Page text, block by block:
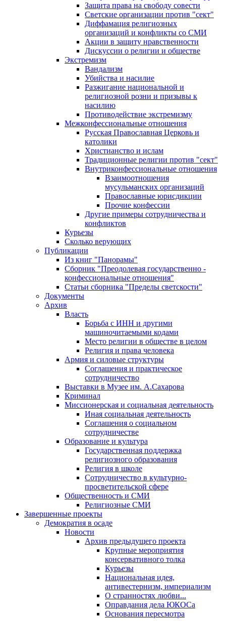
Защита права на свободу совести
Светские организации против "сект"
Диффамация религиозных
организаций и конфликты со СМИ
Акции в защиту нравственности
Дискуссии о религии и обществе
Экстремизм
Вандализм
Убийства и насилие
Разжигание национальной и
религиозной розни и призывы к
насилию
Противодействие экстремизму
Межконфессиональные отношения
Русская Православная Церковь и
католики
Христианство и ислам
Традиционные религии против "сект"
Внутриконфессиональные отношения
Взаимоотношения
мусульманских организаций
Православные юрисдикции
Прочие конфессии
Другие примеры сотрудничества и
конфликтов
Курьезы
Сколько верующих
Публикации
Из книг "Панорамы"
Сборник "Преодолевая государственно -
конфессиональные отношения"
Статьи сборника "Пределы светскости"
Документы
Архив
Власть
Борьба с ИНН и другими
машиночитаемыми кодами
Место религии в обществе в целом
Религия и права человека
Армия и силовые структуры
Соглашения и практическое
сотрудничество
Выставки в Музее им. А.Сахарова
Криминал
Миссионерская и социальная деятельность
Иная социальная деятельность
Соглашения о социальном
сотрудничестве
Образование и культура
Государственная поддержка
религиозного образования
Религия в школе
Сотрудничество в культурно-
просветительской сфере
Общественность и СМИ
Религиозные СМИ
Завершенные проекты
Демократия в осаде
Новости
Архив предыдущего проекта
Крупные мероприятия
консервативного толка
Курьезы
Национальная идея,
антивестернизм, империализм
О странностях любви...
Оправдания дела ЮКОСа
Основания пересмотра